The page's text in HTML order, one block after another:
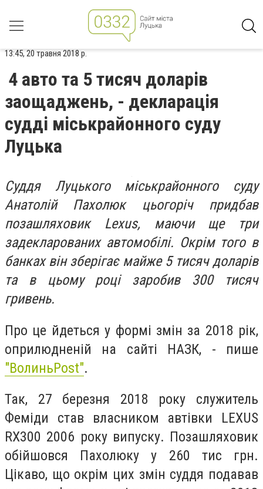
13:45, 20 травня 2018 р.
4 авто та 5 тисяч доларів
заощаджень, - декларація
судді міськрайонного суду
Луцька
Суддя Луцького міськрайонного суду
Анатолій Пахолюк цьогоріч придбав
позашляховик Lexus, маючи ще три
задекларованих автомобілі. Окрім того в
банках він зберігає майже 5 тисяч доларів
та в цьому році заробив 300 тисяч
гривень.
Про це йдеться у формі змін за 2018 рік,
оприлюдненій на сайті НАЗК, - пише
"ВолиньPost".
Так, 27 березня 2018 року служитель
Феміди став власником автівки LEXUS
RX300 2006 року випуску. Позашляховик
обійшовся Пахолюку у 260 тис грн.
Цікаво, що окрім цих змін суддя подавав